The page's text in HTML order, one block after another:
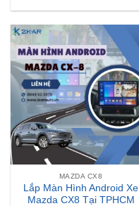
MAZDA CX8
Lắp Màn Hình Android Xe
Mazda CX8 Tại TPHCM